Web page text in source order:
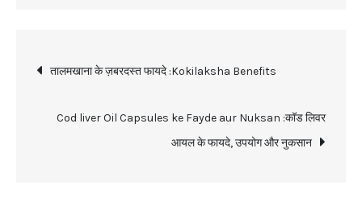
Post
navigation
तालमखाना के ज़बरदस्त फायदे :Kokilaksha Benefits
Cod liver Oil Capsules ke Fayde aur Nuksan :कॉड लिवर
आयल के फायदे, उपयोग और नुकसान